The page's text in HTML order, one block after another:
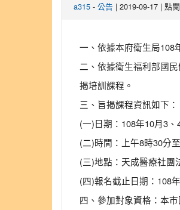
a315 - 公告 | 2019-09-17 | 點
一、依據本府衛生局108
二、依據衛生福利部國
揭培訓課程。
三、旨揭課程資訊如下：
(一)日期：108年10月3、
(二)時間：上午8時30分
(三)地點：天成醫療社團
(四)報名截止日期：108
四、參加對象資格：本